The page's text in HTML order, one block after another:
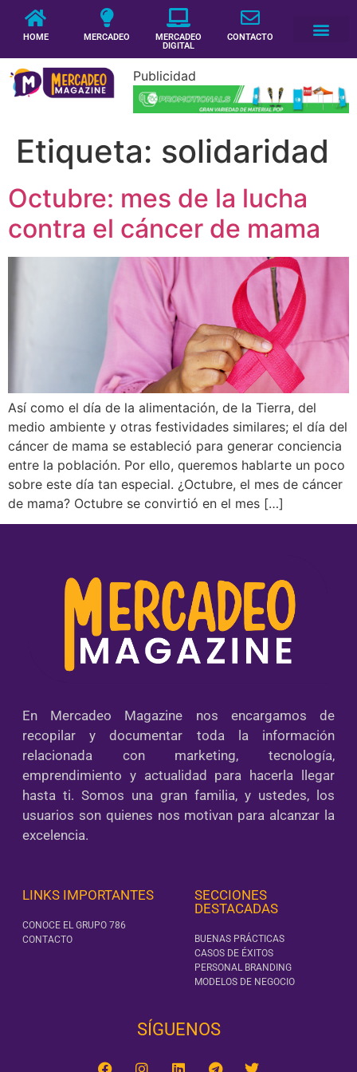
HOME MERCADEO
MERCADEO
DIGITAL
CONTACTO
Publicidad
Etiqueta: solidaridad
Octubre: mes de la lucha
contra el cáncer de mama
Así como el día de la alimentación, de la Tierra, del
medio ambiente y otras festividades similares; el día del
cáncer de mama se estableció para generar conciencia
entre la población. Por ello, queremos hablarte un poco
sobre este día tan especial. ¿Octubre, el mes de cáncer
de mama? Octubre se convirtió en el mes […]
En Mercadeo Magazine nos encargamos de
recopilar y documentar toda la información
relacionada con marketing, tecnología,
emprendimiento y actualidad para hacerla llegar
hasta ti. Somos una gran familia, y ustedes, los
usuarios son quienes nos motivan para alcanzar la
excelencia.
LINKS IMPORTANTES
CONOCE EL GRUPO 786
CONTACTO
SECCIONES
DESTACADAS
BUENAS PRÁCTICAS
CASOS DE ÉXITOS
PERSONAL BRANDING
MODELOS DE NEGOCIO
SÍGUENOS‎